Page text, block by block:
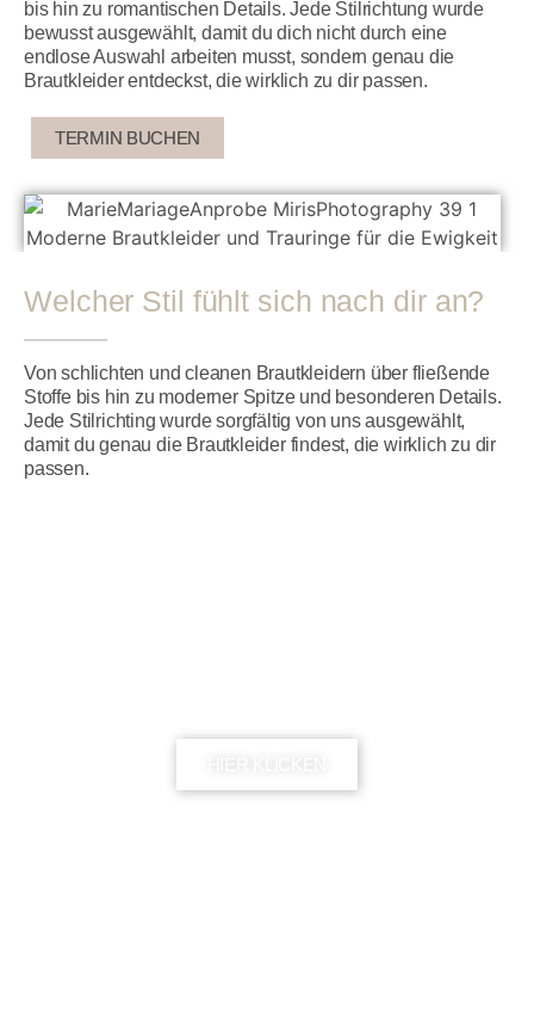
bis hin zu romantischen Details. Jede Stilrichtung wurde
bewusst ausgewählt, damit du dich nicht durch eine
endlose Auswahl arbeiten musst, sondern genau die
Brautkleider entdeckst, die wirklich zu dir passen.
TERMIN BUCHEN
Welcher Stil fühlt sich nach dir an?
Von schlichten und cleanen Brautkleidern über fließende
Stoffe bis hin zu moderner Spitze und besonderen Details.
Jede Stilrichting wurde sorgfältig von uns ausgewählt,
damit du genau die Brautkleider findest, die wirklich zu dir
passen.